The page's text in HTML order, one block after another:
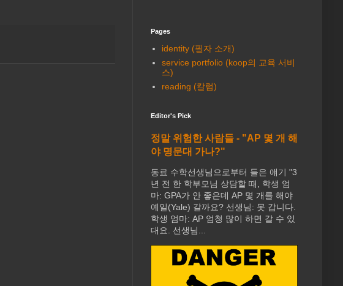
Pages
identity (필자 소개)
service portfolio (koop의 교육 서비
스)
reading (칼럼)
Editor's Pick
정말 위험한 사람들 - "AP 몇 개 해
야 명문대 가나?"
동료 수학선생님으로부터 들은 얘기 "3
년 전 한 학부모님 상담할 때, 학생 엄
마: GPA가 안 좋은데 AP 몇 개를 해야
예일(Yale) 갈까요? 선생님: 못 갑니다.
학생 엄마: AP 엄청 많이 하면 갈 수 있
대요. 선생님...